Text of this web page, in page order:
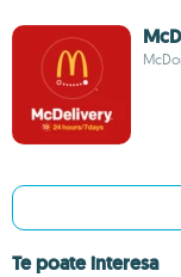
Te poate interesa